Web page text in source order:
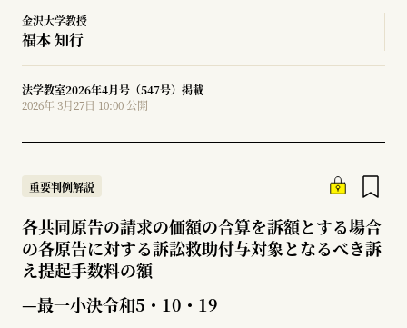
金沢大学教授
福本 知行
法学教室2026年4月号（547号）掲載
2026年 3月27日 10:00 公開
重要判例解説
各共同原告の請求の価額の合算を訴額とする場合
の各原告に対する訴訟救助付与対象となるべき訴
え提起手数料の額
—最一小決令和5・10・19